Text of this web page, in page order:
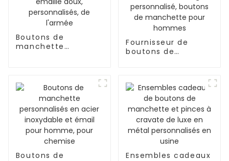
Boutons de
manchette
l'armée
Fournisseur de
boutons de
métal avec logo
personnalisé,
boutons de
manchette pour
hommes
Boutons de
Ensembles cadeaux